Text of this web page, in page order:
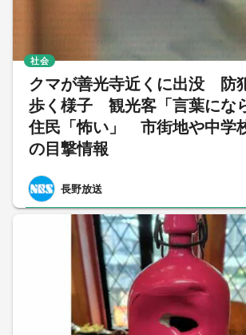
クマが善光寺近くに出没 防
歩く様子 観光客「言葉にな
住民「怖い」 市街地や中学
の目撃情報
長野放送
社会